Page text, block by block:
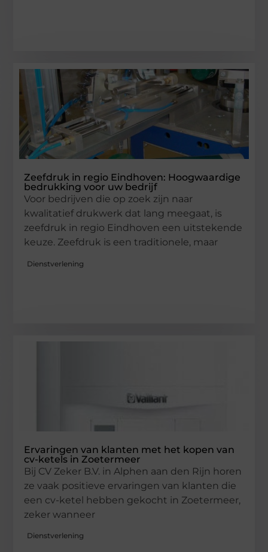
Zeefdruk in regio Eindhoven: Hoogwaardige
bedrukking voor uw bedrijf
Voor bedrijven die op zoek zijn naar
kwalitatief drukwerk dat lang meegaat, is
zeefdruk in regio Eindhoven een uitstekende
keuze. Zeefdruk is een traditionele, maar
Dienstverlening
Ervaringen van klanten met het kopen van
cv-ketels in Zoetermeer
Bij CV Zeker B.V. in Alphen aan den Rijn horen
ze vaak positieve ervaringen van klanten die
een cv-ketel hebben gekocht in Zoetermeer,
zeker wanneer
Dienstverlening